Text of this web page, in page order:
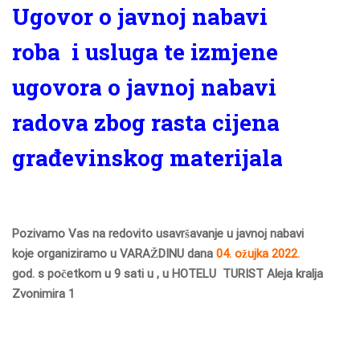
Ugovor o javnoj nabavi
roba i usluga te izmjene
ugovora o javnoj nabavi
radova zbog rasta cijena
građevinskog materijala
Pozivamo Vas na redovito usavršavanje u javnoj nabavi
koje organiziramo u VARAŽDINU dana 04. ožujka 2022.
god. s početkom u 9 sati u , u HOTELU TURIST Aleja kralja
Zvonimira 1